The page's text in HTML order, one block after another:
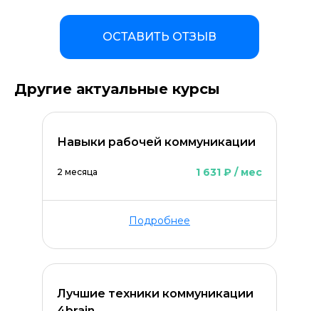
ОСТАВИТЬ ОТЗЫВ
Другие актуальные курсы
Навыки рабочей коммуникации
2 месяца 1 631 ₽ / мес
Подробнее
Лучшие техники коммуникации